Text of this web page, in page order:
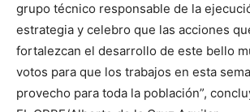
grupo técnico responsable de la
estrategia y celebro que las acciones
fortalezcan el desarrollo de este bello
votos para que los trabajos en esta
provecho para toda la población”,